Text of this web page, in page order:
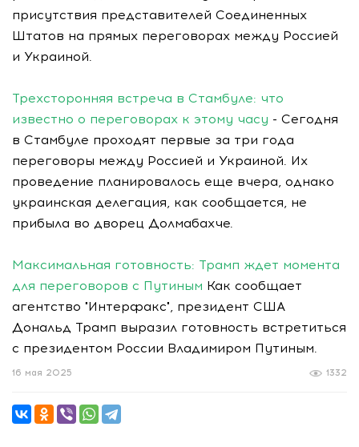
присутствия представителей Соединенных
Штатов на прямых переговорах между Россией
и Украиной.
Трехсторонняя встреча в Стамбуле: что
известно о переговорах к этому часу - Сегодня
в Стамбуле проходят первые за три года
переговоры между Россией и Украиной. Их
проведение планировалось еще вчера, однако
украинская делегация, как сообщается, не
прибыла во дворец Долмабахче.
Максимальная готовность: Трамп ждет момента
для переговоров с Путиным Как сообщает
агентство "Интерфакс", президент США
Дональд Трамп выразил готовность встретиться
с президентом России Владимиром Путиным.
1332
16 мая 2025